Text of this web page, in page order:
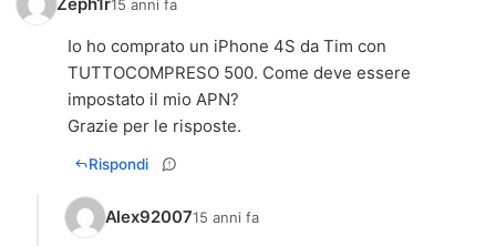
15 anni fa
Io ho comprato un iPhone 4S da Tim con
TUTTOCOMPRESO 500. Come deve essere
impostato il mio APN?
Grazie per le risposte.
Rispondi
Alex9200715 anni fa